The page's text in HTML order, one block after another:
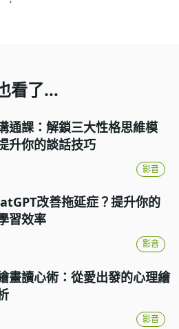
看了...
通課：解鎖三大性格思維模
升你的談話技巧
影音
改善拖延症？提升你的
習效率
影音
畫讀心術：從愛出發的心理繪
影音